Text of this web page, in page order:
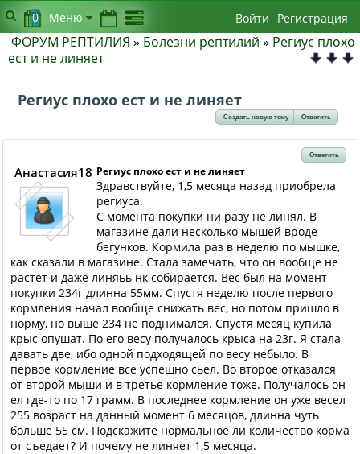
ФОРУМ РЕПТИЛИЯ » Болезни рептилий » Региус плохо
ест и не линяет
Региус плохо ест и не линяет
Создать новую тему Ответить
Ответить
Анастасия18 Региус плохо ест и не линяет
Здравствуйте, 1,5 месяца назад приобрела
региуса.
С момента покупки ни разу не линял. В
магазине дали несколько мышей вроде
бегунков. Кормила раз в неделю по мышке,
как сказали в магазине. Стала замечать, что он вообще не
растет и даже линяьь нк собирается. Вес был на момент
покупки 234г длинна 55мм. Спустя неделю после первого
кормления начал вообще снижать вес, но потом пришло в
норму, но выше 234 не поднимался. Спустя месяц купила
крыс опушат. По его весу получалось крыса на 23г. Я стала
давать две, ибо одной подходящей по весу небыло. В
первое кормление все успешно сьел. Во второе отказался
от второй мыши и в третье кормление тоже. Получалось он
ел где-то по 17 грамм. В последнее кормление он уже весел
255 возраст на данный момент 6 месяцов, длинна чуть
больше 55 см. Подскажите нормальное ли количество корма
от съедает? И почему не линяет 1,5 месяца.
0 Меню Войти Регистрация